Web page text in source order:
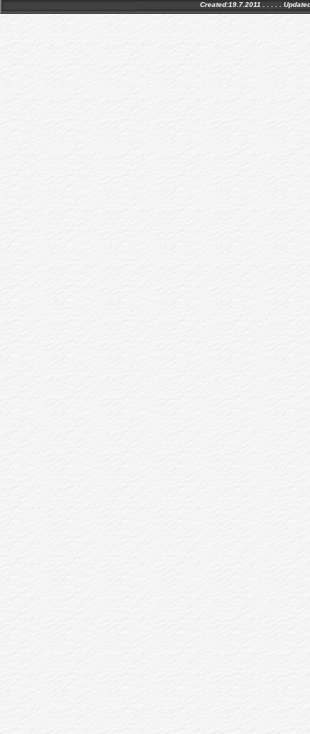
Created:19.7.2011 . . . . .